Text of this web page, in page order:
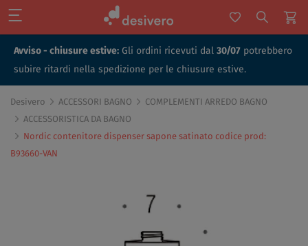
Avviso - chiusure estive: Gli ordini ricevuti dal 30/07 potrebbero
subire ritardi nella spedizione per le chiusure estive.
Desivero ACCESSORI BAGNO
COMPLEMENTI ARREDO BAGNO
ACCESSORISTICA DA BAGNO
Nordic contenitore dispenser sapone satinato codice prod:
B93660-VAN